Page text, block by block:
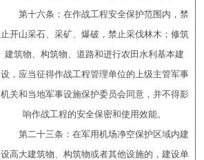
第十六条：在作战工程安全保护范围内，禁
止开山采石、采矿、爆破，禁止采伐林木；修筑
建筑物、构筑物、道路和进行农田水利基本建
设，应当征得作战工程管理单位的上级主管军事
机关和当地军事设施保护委员会同意，并不得影
响作战工程的安全保密和使用效能。
第二十三条：在军用机场净空保护区域内建
设高大建筑物、构筑物或者其他设施的，建设单